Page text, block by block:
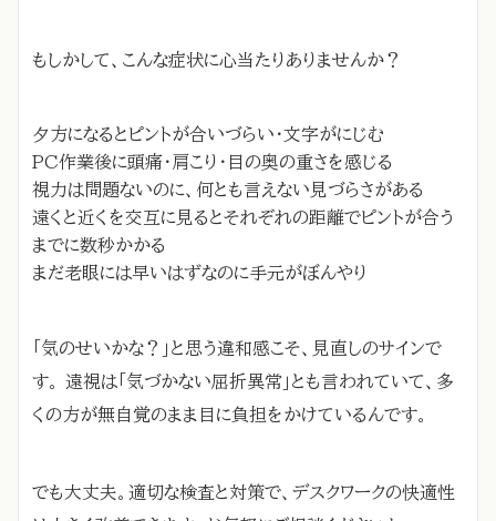
もしかして、こんな症状に心当たりありませんか？
夕方になるとピントが合いづらい・文字がにじむ
PC作業後に頭痛・肩こり・目の奥の重さを感じる
視力は問題ないのに、何とも言えない見づらさがある
遠くと近くを交互に見るとそれぞれの距離でピントが合う
までに数秒かかる
まだ老眼には早いはずなのに手元がぼんやり
「気のせいかな？」と思う違和感こそ、見直しのサインで
す。 遠視は「気づかない屈折異常」とも言われていて、多
くの方が無自覚のまま目に負担をかけているんです。
でも大丈夫。適切な検査と対策で、デスクワークの快適性